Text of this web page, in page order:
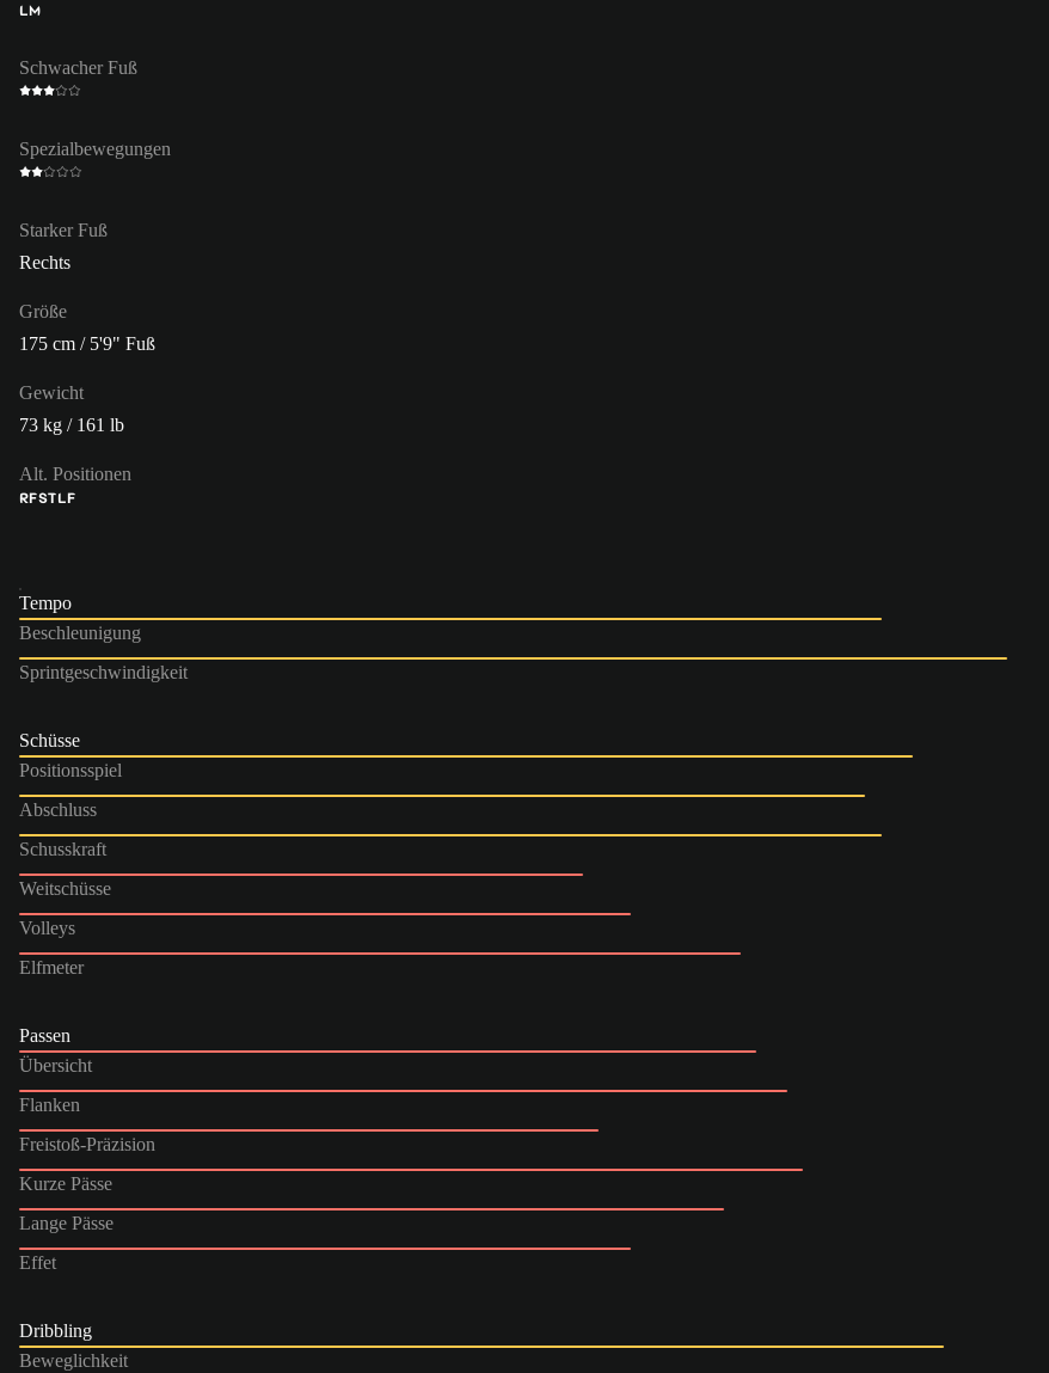
LM
Schwacher Fuß
Spezialbewegungen
Starker Fuß
Rechts
Größe
175 cm / 5'9" Fuß
Gewicht
73 kg / 161 lb
Alt. Positionen
RFSTLF
Tempo
Beschleunigung
Sprintgeschwindigkeit
Schüsse
Positionsspiel
Abschluss
Schusskraft
Weitschüsse
Volleys
Elfmeter
Passen
Übersicht
Flanken
Freistoß-Präzision
Kurze Pässe
Lange Pässe
Effet
Dribbling
Beweglichkeit